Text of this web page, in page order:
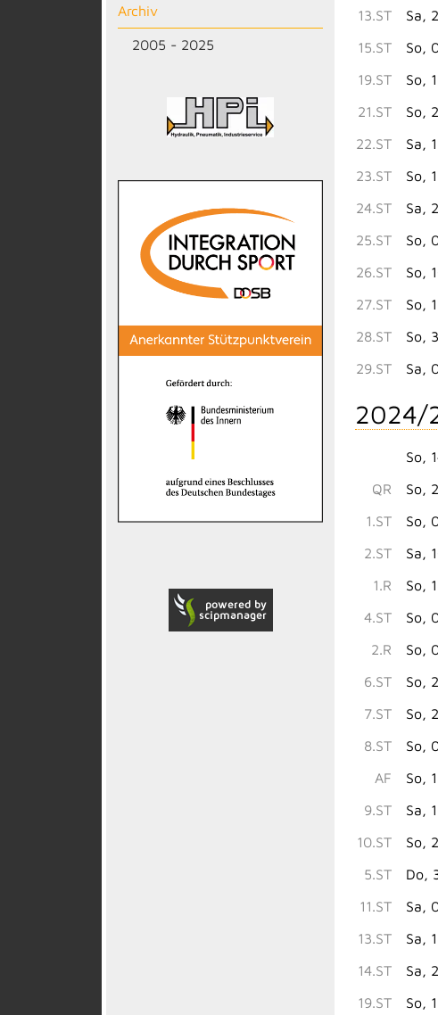
Archiv
2005 - 2025
13.ST
Sa,
15.ST
So,
19.ST
So,
21.ST
So,
22.ST
Sa,
23.ST
So,
24.ST
Sa,
25.ST
So,
26.ST
So,
27.ST
So,
28.ST
So,
29.ST
Sa,
2024/
So,
QR
So,
1.ST
So,
2.ST
Sa,
1.R
So,
4.ST
So,
2.R
So,
6.ST
So,
7.ST
So,
8.ST
So,
AF
So,
9.ST
Sa,
10.ST
So,
5.ST
Do,
11.ST
Sa,
13.ST
Sa,
14.ST
Sa,
19.ST
So,